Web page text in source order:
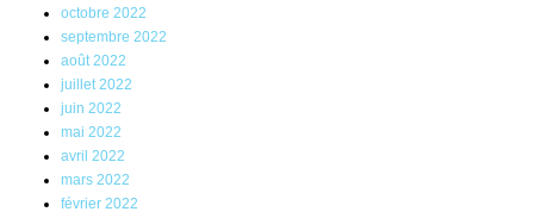
octobre 2022
septembre 2022
août 2022
juillet 2022
juin 2022
mai 2022
avril 2022
mars 2022
février 2022